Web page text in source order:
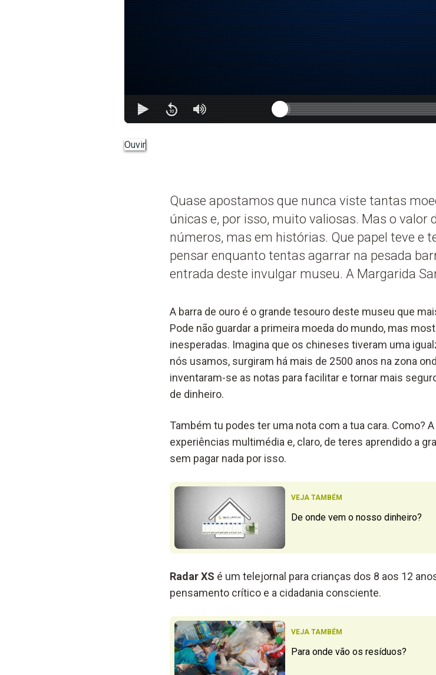
Ouvir
Quase apostamos que nunca viste tantas
únicas e, por isso, muito valiosas. Mas o valor
números, mas em histórias. Que papel teve e
pensar enquanto tentas agarrar na pesada
entrada deste invulgar museu. A Margarida
A barra de ouro é o grande tesouro deste museu que
Pode não guardar a primeira moeda do mundo, mas
inesperadas. Imagina que os chineses tiveram uma
nós usamos, surgiram há mais de 2500 anos na zona
inventaram-se as notas para facilitar e tornar mais
de dinheiro.
Também tu podes ter uma nota com a tua cara. Como?
experiências multimédia e, claro, de teres aprendido a
sem pagar nada por isso.
VEJA TAMBÉM
De onde vem o nosso dinheiro?
Radar XS é um telejornal para crianças dos 8 aos 12
pensamento crítico e a cidadania consciente.
VEJA TAMBÉM
Para onde vão os resíduos?